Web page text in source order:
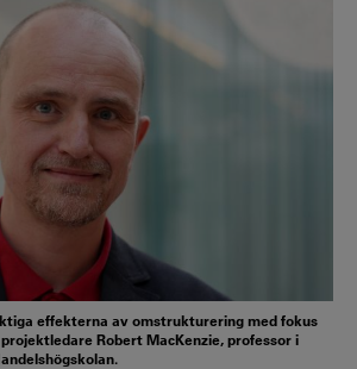
effekterna av omstrukturering med fokus
Robert MacKenzie, professor i